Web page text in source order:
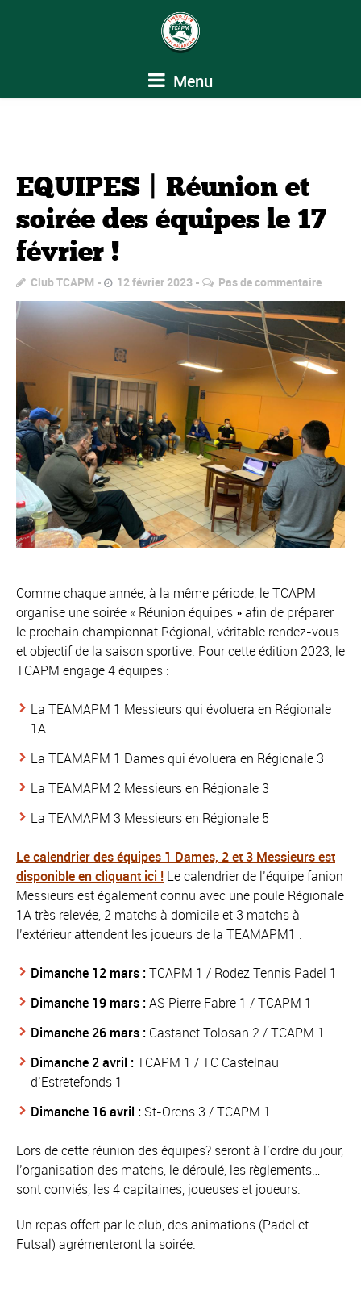
Menu
EQUIPES | Réunion et
soirée des équipes le 17
février !
Club TCAPM 12 février 2023 Pas de commentaire
Comme chaque année, à la même période, le TCAPM
organise une soirée « Réunion équipes » afin de préparer
le prochain championnat Régional, véritable rendez-vous
et objectif de la saison sportive. Pour cette édition 2023, le
TCAPM engage 4 équipes :
La TEAMAPM 1 Messieurs qui évoluera en Régionale
1A
La TEAMAPM 1 Dames qui évoluera en Régionale 3
La TEAMAPM 2 Messieurs en Régionale 3
La TEAMAPM 3 Messieurs en Régionale 5
Le calendrier des équipes 1 Dames, 2 et 3 Messieurs est
disponible en cliquant ici ! Le calendrier de l’équipe fanion
Messieurs est également connu avec une poule Régionale
1A très relevée, 2 matchs à domicile et 3 matchs à
l’extérieur attendent les joueurs de la TEAMAPM1 :
Dimanche 12 mars :TCAPM 1 / Rodez Tennis Padel 1
Dimanche 19 mars :AS Pierre Fabre 1 / TCAPM 1
Dimanche 26 mars : Castanet Tolosan 2 / TCAPM 1
Dimanche 2 avril :TCAPM 1 / TC Castelnau
d’Estretefonds 1
Dimanche 16 avril : St-Orens 3 / TCAPM 1
Lors de cette réunion des équipes? seront à l’ordre du jour,
l’organisation des matchs, le déroulé, les règlements…
sont conviés, les 4 capitaines, joueuses et joueurs.
Un repas offert par le club, des animations (Padel et
Futsal) agrémenteront la soirée.